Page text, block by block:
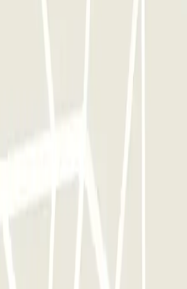
operador disponível em Parclick.
entrar e sair do parque de
que quiser.
de los Cubos - Martín de